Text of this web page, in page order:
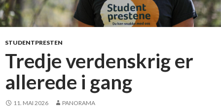
m
i
c
—
STUDENTPRESTEN
Tredje verdenskrig er
allerede i gang
11. MAI 2026 PANORAMA